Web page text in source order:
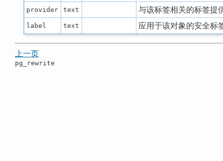
provider text 与该标签相关的标签提
label text 应用于该对象的安全标
上一页
pg_rewrite